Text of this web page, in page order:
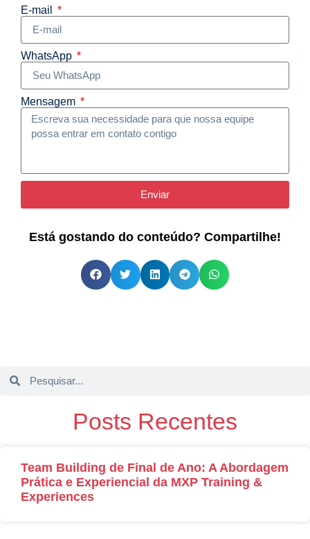
E-mail
WhatsApp
Mensagem
Enviar
Está gostando do conteúdo? Compartilhe!
Posts Recentes
Team Building de Final de Ano: A Abordagem
Prática e Experiencial da MXP Training &
Experiences